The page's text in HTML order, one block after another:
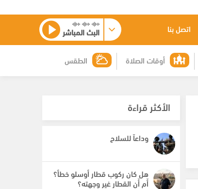
اتصل بنا البث المباشر
الطقس أوقات الصلاة
الأكثر قراءة
وداعاً للسلاح
هل كان ركوب قطار أوسلو خطأ؟
أَم أَن القطار غير وجهته؟